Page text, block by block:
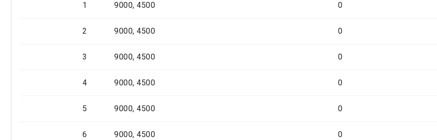
1 9000, 4500 0
2 9000, 4500 0
3 9000, 4500 0
4 9000, 4500 0
5 9000, 4500 0
6 9000, 4500 0